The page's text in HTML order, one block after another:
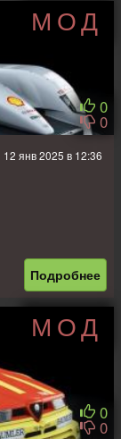
МОД
0
0
12 янв 2025 в 12:36
Подробнее
МОД
0
0